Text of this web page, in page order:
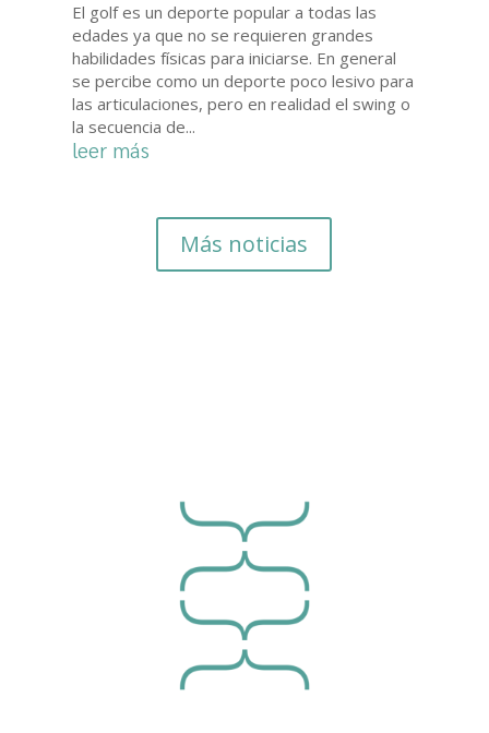
El golf es un deporte popular a todas las
edades ya que no se requieren grandes
habilidades físicas para iniciarse. En general
se percibe como un deporte poco lesivo para
las articulaciones, pero en realidad el swing o
la secuencia de...
leer más
Más noticias